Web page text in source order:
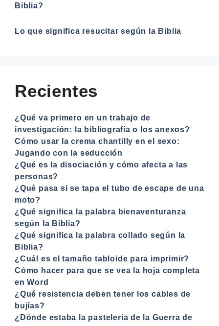
Biblia?
Lo que significa resucitar según la Biblia
Recientes
¿Qué va primero en un trabajo de
investigación: la bibliografía o los anexos?
Cómo usar la crema chantilly en el sexo:
Jugando con la seducción
¿Qué es la disociación y cómo afecta a las
personas?
¿Qué pasa si se tapa el tubo de escape de una
moto?
¿Qué significa la palabra bienaventuranza
según la Biblia?
¿Qué significa la palabra collado según la
Biblia?
¿Cuál es el tamaño tabloide para imprimir?
Cómo hacer para que se vea la hoja completa
en Word
¿Qué resistencia deben tener los cables de
bujías?
¿Dónde estaba la pastelería de la Guerra de